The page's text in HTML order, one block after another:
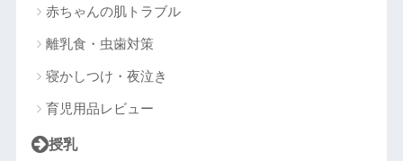
赤ちゃんの肌トラブル
離乳食・虫歯対策
寝かしつけ・夜泣き
育児用品レビュー
授乳